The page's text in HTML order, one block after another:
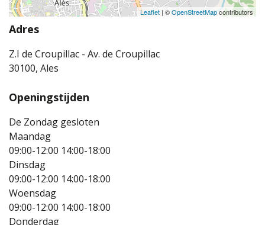
Leaflet | ©OpenStreetMapcontributors
Adres
Z.I de Croupillac - Av. de Croupillac
30100, Ales
Openingstijden
De Zondag gesloten
Maandag
09:00-12:00 14:00-18:00
Dinsdag
09:00-12:00 14:00-18:00
Woensdag
09:00-12:00 14:00-18:00
Donderdag